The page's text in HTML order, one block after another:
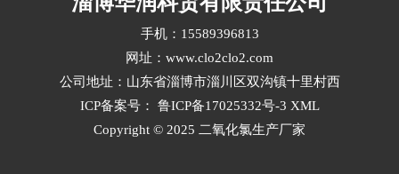
手机：15589396813
网址：www.clo2clo2.com
公司地址：山东省淄博市淄川区双沟镇十里村西
ICP备案号：
鲁ICP备17025332号-3 XML
Copyright © 2025 二氧化氯生产厂家